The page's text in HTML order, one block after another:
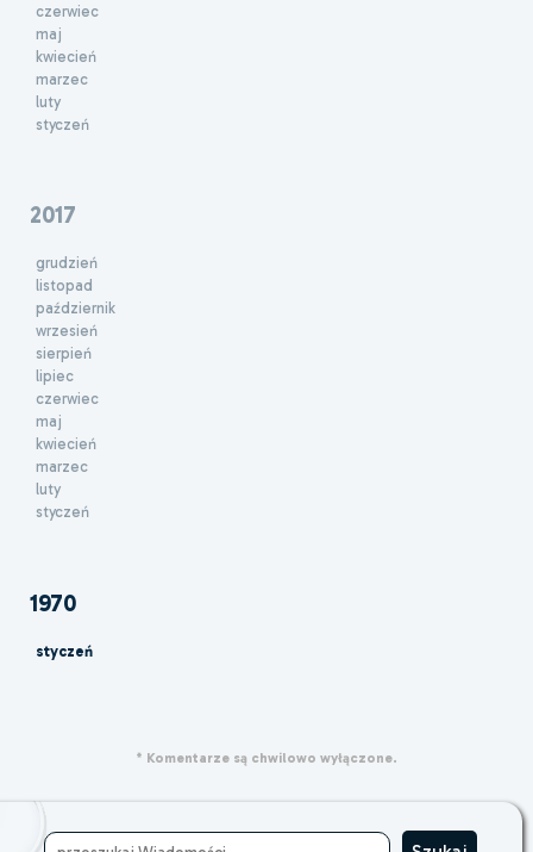
czerwiec
maj
kwiecień
marzec
luty
styczeń
2017
grudzień
listopad
październik
wrzesień
sierpień
lipiec
czerwiec
maj
kwiecień
marzec
luty
styczeń
1970
styczeń
* Komentarze są chwilowo wyłączone.